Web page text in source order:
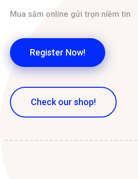
Mua sắm online gửi trọn niềm tin
Register Now!
Check our shop!